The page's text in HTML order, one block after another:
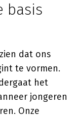
basis
dat ons
te vormen.
het
jongeren
Onze